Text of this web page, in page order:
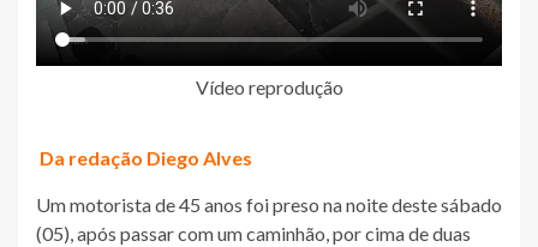
Vídeo reprodução
Da redação Diego Alves
Um motorista de 45 anos foi preso na noite deste sábado
(05), após passar com um caminhão, por cima de duas